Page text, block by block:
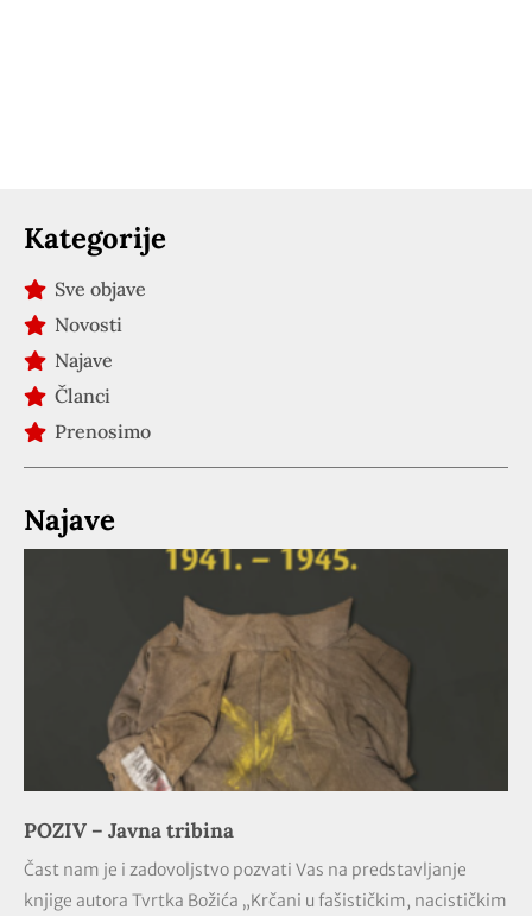
Kategorije
Sve objave
Novosti
Najave
Članci
Prenosimo
Najave
POZIV – Javna tribina
Čast nam je i zadovoljstvo pozvati Vas na predstavljanje
knjige autora Tvrtka Božića „Krčani u fašističkim, nacističkim